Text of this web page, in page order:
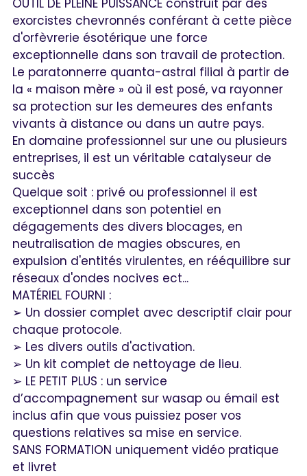
OUTIL DE PLEINE PUISSANCE construit par des
exorcistes chevronnés conférant à cette pièce
d'orfèvrerie ésotérique une force
exceptionnelle dans son travail de protection.
Le paratonnerre quanta-astral filial à partir de
la « maison mère » où il est posé, va rayonner
sa protection sur les demeures des enfants
vivants à distance ou dans un autre pays.
En domaine professionnel sur une ou plusieurs
entreprises, il est un véritable catalyseur de
succès
Quelque soit : privé ou professionnel il est
exceptionnel dans son potentiel en
dégagements des divers blocages, en
neutralisation de magies obscures, en
expulsion d'entités virulentes, en rééquilibre sur
réseaux d'ondes nocives ect...
MATÉRIEL FOURNI :
➢ Un dossier complet avec descriptif clair pour
chaque protocole.
➢ Les divers outils d'activation.
➢ Un kit complet de nettoyage de lieu.
➢ LE PETIT PLUS : un service
d’accompagnement sur wasap ou émail est
inclus afin que vous puissiez poser vos
questions relatives sa mise en service.
SANS FORMATION uniquement vidéo pratique
et livret